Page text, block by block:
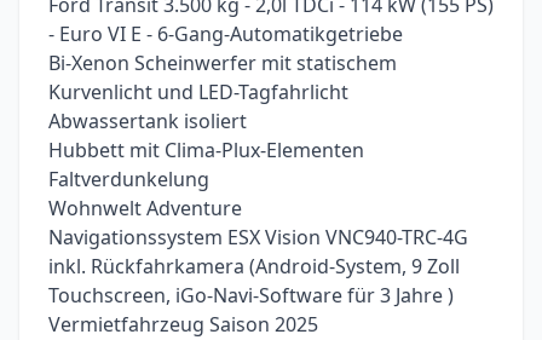
Ford Transit 3.500 kg - 2,0l TDCi - 114 kW (155 PS)
- Euro VI E - 6-Gang-Automatikgetriebe
Bi-Xenon Scheinwerfer mit statischem
Kurvenlicht und LED-Tagfahrlicht
Abwassertank isoliert
Hubbett mit Clima-Plux-Elementen
Faltverdunkelung
Wohnwelt Adventure
Navigationssystem ESX Vision VNC940-TRC-4G
inkl. Rückfahrkamera (Android-System, 9 Zoll
Touchscreen, iGo-Navi-Software für 3 Jahre )
Vermietfahrzeug Saison 2025